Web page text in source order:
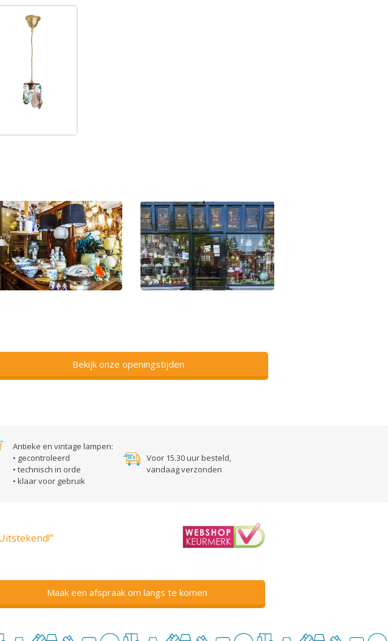
Bekijk onze openingstijden
Antieke en vintage lampen:
• gecontroleerd
• technisch in orde
• klaar voor gebruik
Voor 15.30 uur besteld,
vandaag verzonden
Maak een afspraak om langs te komen